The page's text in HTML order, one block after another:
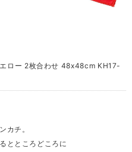
ロー 2枚合わせ 48x48cm KH17-
カチ。
とところどころに